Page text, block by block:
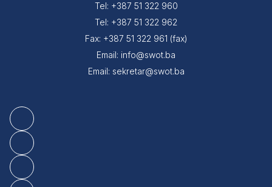
Tel: +387 51 322 960
Tel: +387 51 322 962
Fax: +387 51 322 961 (fax)
Email: info@swot.ba
Email: sekretar@swot.ba